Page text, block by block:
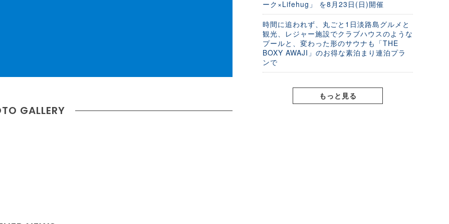
GALLERY
ーク×Lifehug」 を8月23日(日)開催
時間に追われず、丸ごと1日淡路島グルメと
観光、レジャー施設でクラブハウスのような
プールと、変わった形のサウナも「THE
BOXY AWAJI」のお得な素泊まり連泊プラ
ンで
もっと見る